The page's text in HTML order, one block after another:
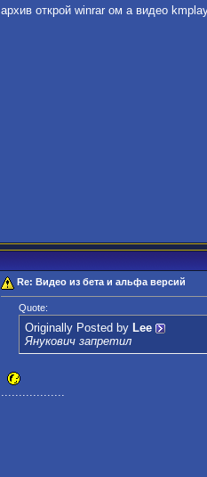
архив открой winrar ом а видео
Re: Видео из бета и альфа версий
Quote:
Originally Posted by Lee
Янукович запретил
..................